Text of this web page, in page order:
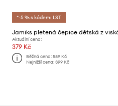
*-5 % s kódem: LST
Aktuální cena:
379 Kč
Běžná cena:589 Kč
Nejnižší cena:399 Kč